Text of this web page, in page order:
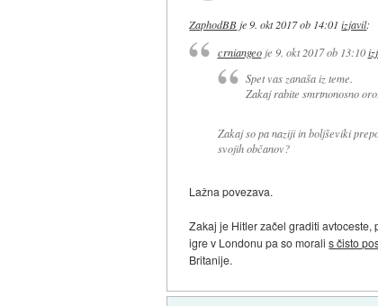
ZaphodBBje9. okt 2017 ob 14:01 izjavil:
crniangeoje 9. okt 2017 ob 13:10
Spet vas zanaša iz teme.
Zakaj rabite smrtnonosno
Zakaj so pa naziji in boljševiki
svojih občanov?
Lažna povezava.
Zakaj je Hitler začel graditi
igre v Londonu pa so moralis čisto
Britanije.